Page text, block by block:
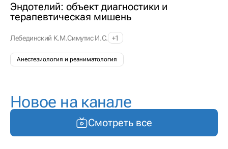
Эндотелий: объект диагностики и
терапевтическая мишень
Лебединский К.М.Симутис И.С. +1
Анестезиология и реаниматология
Новое на канале
Смотреть все